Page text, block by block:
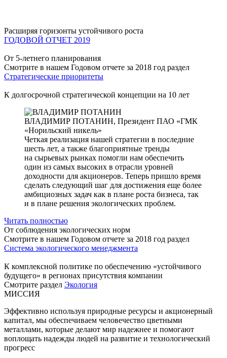
Расширяя горизонты устойчивого роста
ГОДОВОЙ ОТЧЕТ 2019
От 5-летнего планирования
Смотрите в нашем Годовом отчете за 2018 год раздел
Стратегические приоритеты
К долгосрочной стратегической концепции на 10 лет
ВЛАДИМИР ПОТАНИН, Президент ПАО «ГМК
«Норильский никель»
Четкая реализация нашей стратегии в последние
шесть лет, а также благоприятные тренды
на сырьевых рынках помогли нам обеспечить
один из самых высоких в отрасли уровней
доходности для акционеров. Теперь пришло время
сделать следующий шаг для достижения еще более
амбициозных задач как в плане роста бизнеса, так
и в плане решения экологических проблем.
Читать полностью
От соблюдения экологических норм
Смотрите в нашем Годовом отчете за 2018 год раздел
Система экологического менеджмента
К комплексной политике по обеспечению «устойчивого
будущего» в регионах присутствия компании
Смотрите раздел Экология
МИССИЯ
Эффективно используя природные ресурсы и акционерный
капитал, мы обеспечиваем человечество цветными
металлами, которые делают мир надежнее и помогают
воплощать надежды людей на развитие и технологический
прогресс